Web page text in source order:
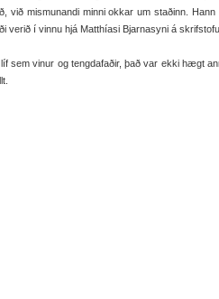
við mismunandi minni okkar um staðinn.
verið í vinnu hjá Matthíasi Bjarnasyni á
sem vinur og tengdafaðir, það var ekki hægt